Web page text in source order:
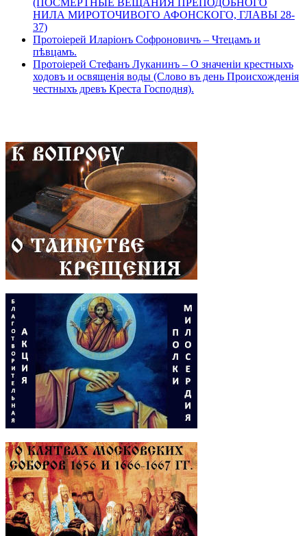
НИЛА МИРОТОЧИВОГО АФОНСКОГО, ГЛАВЫ 28-
37)
Протоіерей Иларіонъ Софроновичъ – Чтецамъ и
пѣвцамъ.
Протоіерей Стефанъ Луканинъ – О значеніи крестныхъ
ходовъ и освященія воды (Слово въ день Происхожденія
честныхъ древъ Креста Господня).